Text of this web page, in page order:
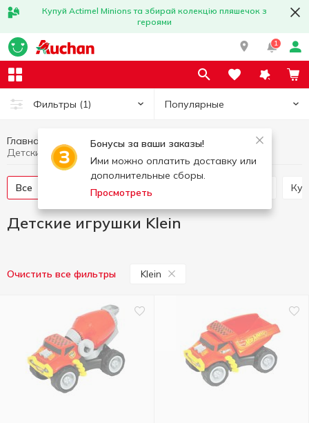
Купуй Actimel Minions та збирай колекцію пляшечок з
героями
1
Фильтры (1) Популярные
Бонусы за ваши заказы!
Ими можно оплатить доставку или
дополнительные сборы.
Просмотреть
Главная Товары для детей
Детские игрушки
Детские игрушки Klein
Все Прочие игрушки
Детские игрушки Klein
Очистить все фильтры Klein